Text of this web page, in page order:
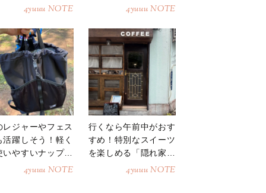
4yuuu NOTE 4yuuu NOTE
レジャーやフェス
活躍しそう！軽く
いやすいナップサ
4yuuu NOTE
行くなら午前中がおす
すめ！特別なスイーツ
を楽しめる「隠れ家カ
4yuuu NOTE